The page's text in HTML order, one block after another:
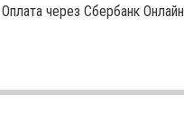
Оплата через Сбербанк Онлайн